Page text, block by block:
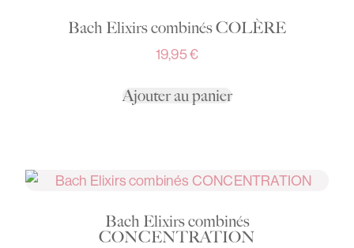
Bach Elixirs combinés COLÈRE
19,95€
Ajouter au panier
Bach Elixirs combinés
CONCENTRATION